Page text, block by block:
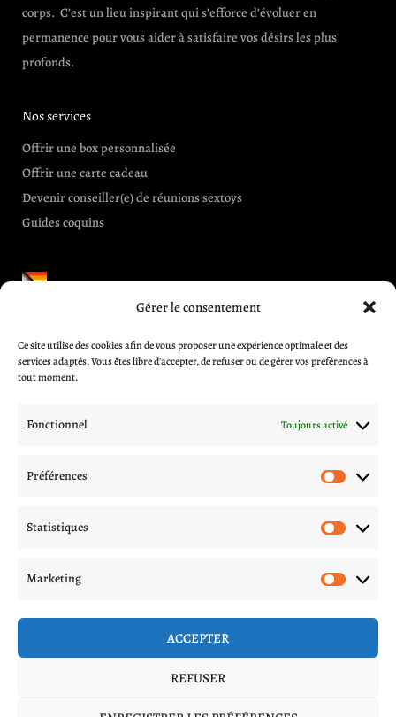
Gérer le consentement
Ce site utilise des cookies afin de vous proposer une expérience optimale et des
services adaptés. Vous êtes libre d’accepter, de refuser ou de gérer vos préférences à
tout moment.
Fonctionnel Toujours activé
Préférences
Statistiques
Marketing
ACCEPTER
REFUSER
corps. C’est un lieu inspirant qui s’efforce d’évoluer en
permanence pour vous aider à satisfaire vos désirs les plus
profonds.
Nos services
Offrir une box personnalisée
Offrir une carte cadeau
Devenir conseiller(e) de réunions sextoys
Guides coquins
Informations et aides
CGV
Blog
Contactez-nous
Politique de livraison
Procédures d’échange et remboursement
2026 | Les Coquineries de Lilou | Tous droits réservés | Site réalisé, propulsé et référencé